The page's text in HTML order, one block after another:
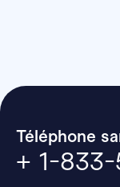
Téléphone
+ 1-